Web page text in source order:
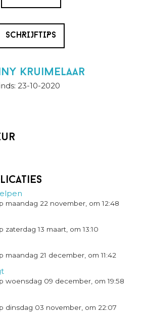
SCHRIJFTIPS
Kruimelaar
23-10-2020
maandag 22 november, om 12:48
13 maart, om 13:10
maandag 21 december, om 11:42
woensdag 09 december, om 19:58
dinsdag 03 november, om 22:07